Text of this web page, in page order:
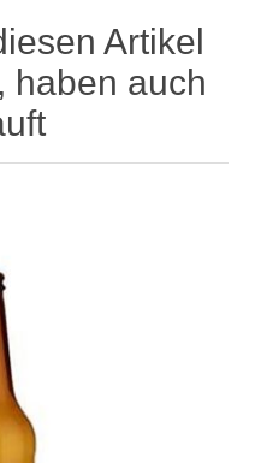
Artikel
haben auch